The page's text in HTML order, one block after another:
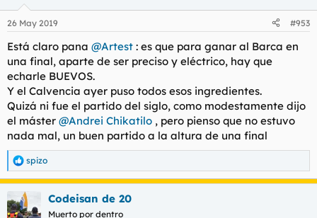
e
:
26 May 2019 #953
Está claro pana @Artest : es que para ganar al Barca en
una final, aparte de ser preciso y eléctrico, hay que
echarle BUEVOS.
Y el Calvencia ayer puso todos esos ingredientes.
Quizá ni fue el partido del siglo, como modestamente dijo
el máster @Andrei Chikatilo , pero pienso que no estuvo
nada mal, un buen partido a la altura de una final
R
e
a
c
c
spizo
Codeisan de 20
Muerto por dentro